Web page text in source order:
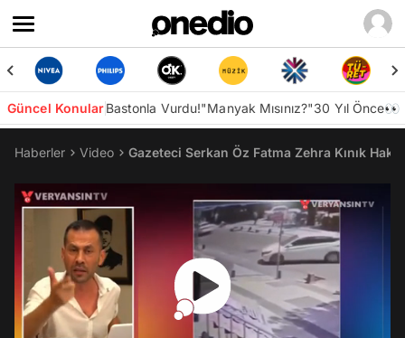
Güncel KonularBastonla Vurdu!"Manyak Mısınız?"30 Yıl Önce👀
Haberler Video Gazeteci Serkan Öz Fatma Zehra Kınık